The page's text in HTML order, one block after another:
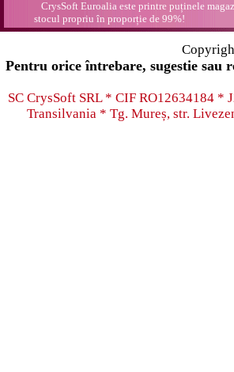
CrysSoft Euroalia este printre puținele
stocul propriu în proporție de 99%!
Pentru orice întrebare, sugestie sau
SC CrysSoft SRL * CIF RO12634184 *
Transilvania * Tg. Mureș, str.